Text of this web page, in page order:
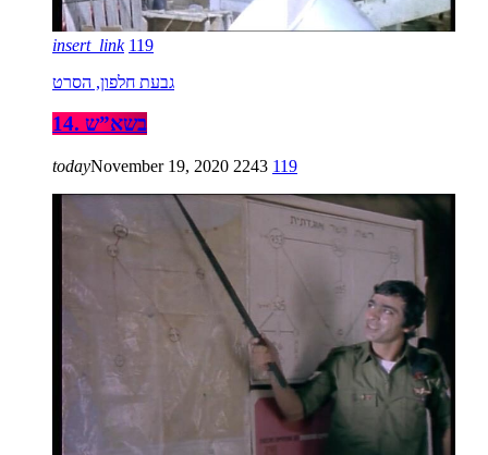
insert_link 119
גבעת חלפון, הסרט
14. בשא”ש
todayNovember 19, 2020 2243 119